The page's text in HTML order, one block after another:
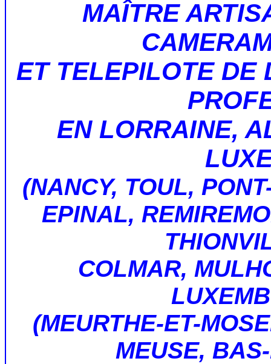
MAÎTRE
ET TELEPILOTE DE
EN LORRAINE,
(NANCY, TOUL,
EPINAL,
COLMAR,
(MEURTHE-ET-
MEUSE,